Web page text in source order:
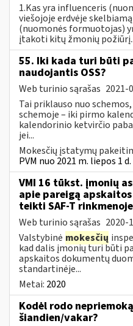
1.Kas yra influenceris
viešojoje erdvėje
(nuomonės formuotojas)
įtakoti kitų žmonių
55. Iki kada turi būti
naudojantis OSS?
Web turinio sąrašas 2021-
Tai priklauso nuo
schemoje – iki pirmo
kalendorinio ketvirčio
jei...
Mokesčių įstatymų
PVM nuo 2021 m. liepos 1 d.
VMI 16 tūkst. įmonių
apie pareigą
teikti SAF-T rinkmenoje
Web turinio sąrašas 2020-
Valstybinė mokesčių
kad dalis įmonių turi būti
apskaitos dokumentų
standartinėje...
Metai: 2020
Kodėl rodo
šiandien/vakar?